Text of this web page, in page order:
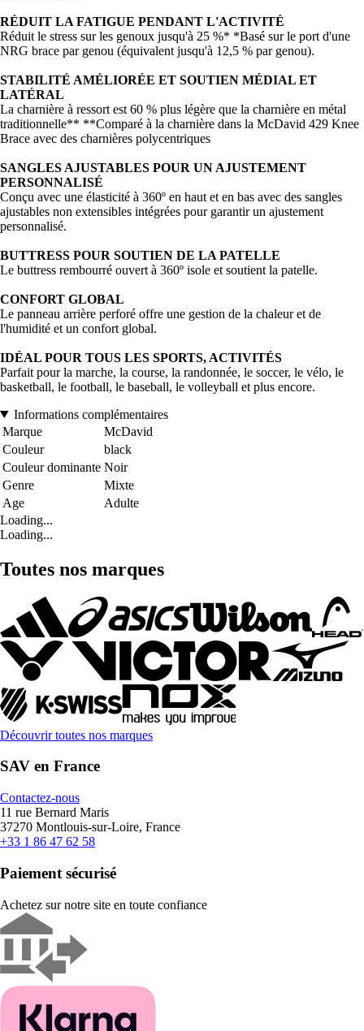
RÉDUIT LA FATIGUE PENDANT L'ACTIVITÉ
Réduit le stress sur les genoux jusqu'à 25 %* *Basé sur le port d'une
NRG brace par genou (équivalent jusqu'à 12,5 % par genou).
STABILITÉ AMÉLIORÉE ET SOUTIEN MÉDIAL ET
LATÉRAL
La charnière à ressort est 60 % plus légère que la charnière en métal
traditionnelle** **Comparé à la charnière dans la McDavid 429 Knee
Brace avec des charnières polycentriques
SANGLES AJUSTABLES POUR UN AJUSTEMENT
PERSONNALISÉ
Conçu avec une élasticité à 360º en haut et en bas avec des sangles
ajustables non extensibles intégrées pour garantir un ajustement
personnalisé.
BUTTRESS POUR SOUTIEN DE LA PATELLE
Le buttress rembourré ouvert à 360º isole et soutient la patelle.
CONFORT GLOBAL
Le panneau arrière perforé offre une gestion de la chaleur et de
l'humidité et un confort global.
IDÉAL POUR TOUS LES SPORTS, ACTIVITÉS
Parfait pour la marche, la course, la randonnée, le soccer, le vélo, le
basketball, le football, le baseball, le volleyball et plus encore.
Informations complémentaires
Marque
McDavid
Couleur
black
Couleur dominante Noir
Genre
Mixte
Age
Adulte
Loading...
Loading...
Toutes nos marques
Découvrir toutes nos marques
SAV en France
Contactez-nous
11 rue Bernard Maris
37270 Montlouis-sur-Loire, France
+33 1 86 47 62 58
Paiement sécurisé
Achetez sur notre site en toute confiance